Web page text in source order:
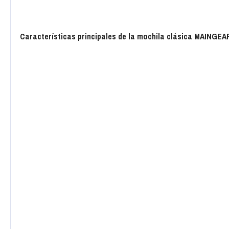
Características principales de la mochila clásica